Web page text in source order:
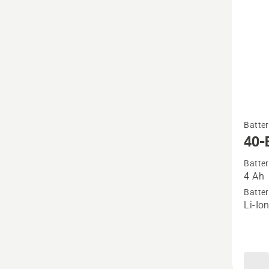
flere
detaljer
om
B140
40-
4 Ah
Li-Ion